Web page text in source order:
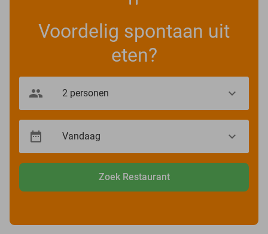
Voordelig spontaan uit
eten?
Zoek Restaurant